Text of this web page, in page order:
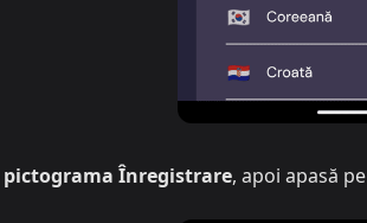
pictograma Înregistrare, apoi apasă pe